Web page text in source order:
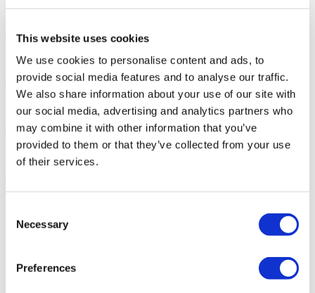
This website uses cookies
We use cookies to personalise content and ads, to
provide social media features and to analyse our traffic.
We also share information about your use of our site with
our social media, advertising and analytics partners who
may combine it with other information that you’ve
provided to them or that they’ve collected from your use
of their services.
Selection
Necessary
Preferences
7/24 Persönliche Unterstützung während Ihrer Reise
Tailor-made All-Inclusive Treatment Package Options
Sonderrabatte und Vorteile für Flymedi-Patienten
Genaue Beratung durch erfahrene Gesundheitsberater
Ähnliche Kliniken
Luna Klinik